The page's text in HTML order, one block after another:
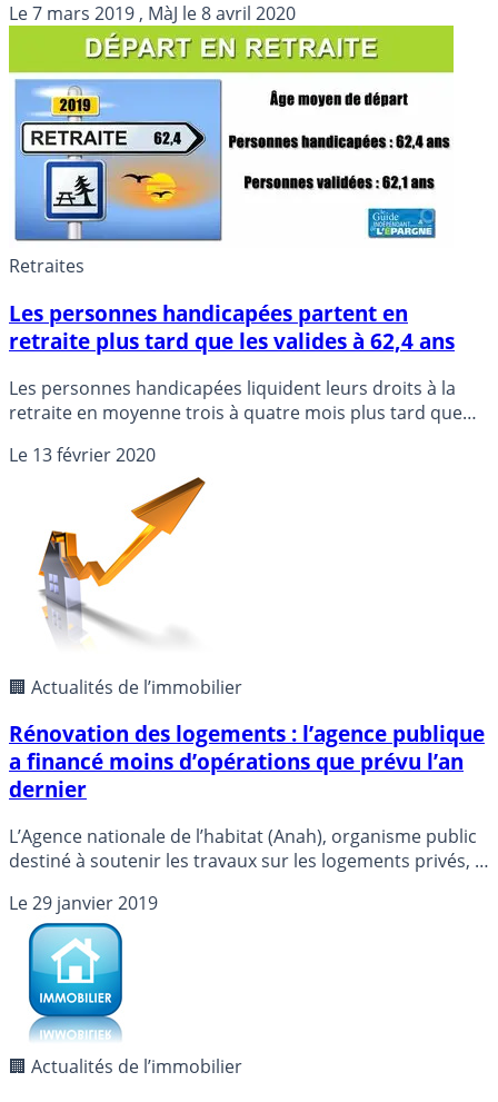
chômage, selon une étude de la Drees publiée jeudi.
Le7 mars 2019 , MàJ le8 avril 2020
Retraites
Les personnes handicapées partent en
retraite plus tard que les valides à 62,4 ans
Les personnes handicapées liquident leurs droits à la
retraite en moyenne trois à quatre mois plus tard que
hachés et peuvent donc moins souvent bénéficier d’un
départ anticipé pour carrière longue, selon une étude
Le 13 février 2020
🏢 Actualités de l’immobilier
Rénovation des logements : l’agence publique
a financé moins d’opérations que prévu l’an
dernier
L’Agence nationale de l’habitat (Anah), organisme public
destiné à soutenir les travaux sur les logements privés, a
majorité énergétiques, un chiffre en hausse mais
inférieur à ses objectifs.
Le29 janvier 2019
🏢 Actualités de l’immobilier